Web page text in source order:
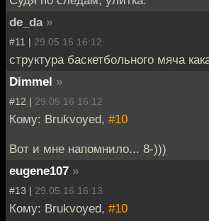
de_da »
#11 | 29.05.16 16:12
структура баскетбольного мяча
Dimmel »
#12 | 29.05.16 16:12
Кому: Brukvoyed, #10
Вот и мне напомнило... 8-)))
eugene107 »
#13 | 29.05.16 16:13
Кому: Brukvoyed, #10